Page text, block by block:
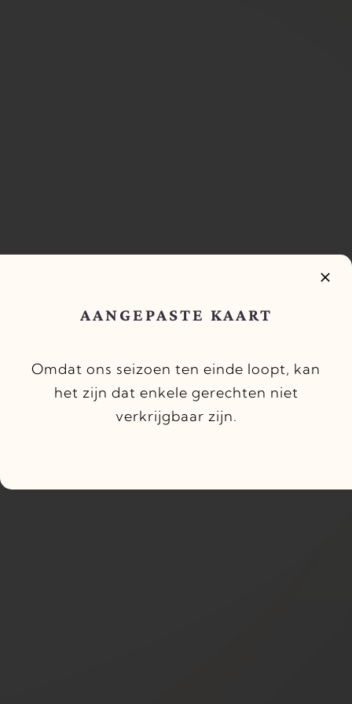
nieuwe locatie met een nieuw
concept ->Bistro Mañana
Check onze nieuwe website
AANGEPASTE KAART
Omdat ons seizoen ten einde loopt, kan
het zijn dat enkele gerechten niet
verkrijgbaar zijn.